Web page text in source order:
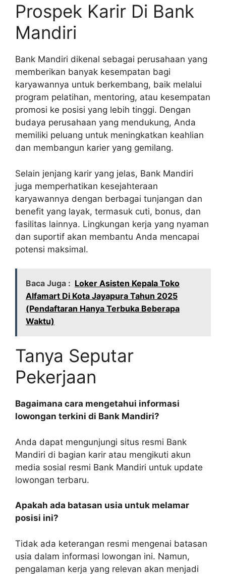
Prospek Karir Di Bank
Mandiri
Bank Mandiri dikenal sebagai perusahaan yang
memberikan banyak kesempatan bagi
karyawannya untuk berkembang, baik melalui
program pelatihan, mentoring, atau kesempatan
promosi ke posisi yang lebih tinggi. Dengan
budaya perusahaan yang mendukung, Anda
memiliki peluang untuk meningkatkan keahlian
dan membangun karier yang gemilang.
Selain jenjang karir yang jelas, Bank Mandiri
juga memperhatikan kesejahteraan
karyawannya dengan berbagai tunjangan dan
benefit yang layak, termasuk cuti, bonus, dan
fasilitas lainnya. Lingkungan kerja yang nyaman
dan suportif akan membantu Anda mencapai
potensi maksimal.
Baca Juga : Loker Asisten Kepala Toko
Alfamart Di Kota Jayapura Tahun 2025
(Pendaftaran Hanya Terbuka Beberapa
Waktu)
Tanya Seputar
Pekerjaan
Bagaimana cara mengetahui informasi
lowongan terkini di Bank Mandiri?
Anda dapat mengunjungi situs resmi Bank
Mandiri di bagian karir atau mengikuti akun
media sosial resmi Bank Mandiri untuk update
lowongan terbaru.
Apakah ada batasan usia untuk melamar
posisi ini?
Tidak ada keterangan resmi mengenai batasan
usia dalam informasi lowongan ini. Namun,
pengalaman kerja yang relevan akan menjadi